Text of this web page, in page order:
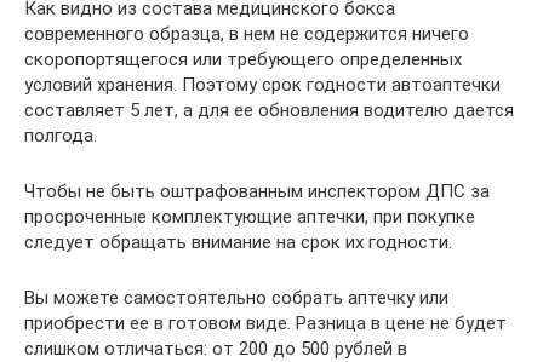
Как видно из состава медицинского бокса
современного образца, в нем не содержится ничего
скоропортящегося или требующего определенных
условий хранения. Поэтому срок годности автоаптечки
составляет 5 лет, а для ее обновления водителю дается
полгода.
Чтобы не быть оштрафованным инспектором ДПС за
просроченные комплектующие аптечки, при покупке
следует обращать внимание на срок их годности.
Вы можете самостоятельно собрать аптечку или
приобрести ее в готовом виде. Разница в цене не будет
слишком отличаться: от 200 до 500 рублей в